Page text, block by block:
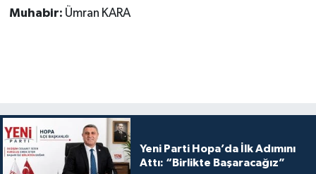
Muhabir: Ümran KARA
Yeni Parti Hopa’da İlk Adımını
Attı: “Birlikte Başaracağız”